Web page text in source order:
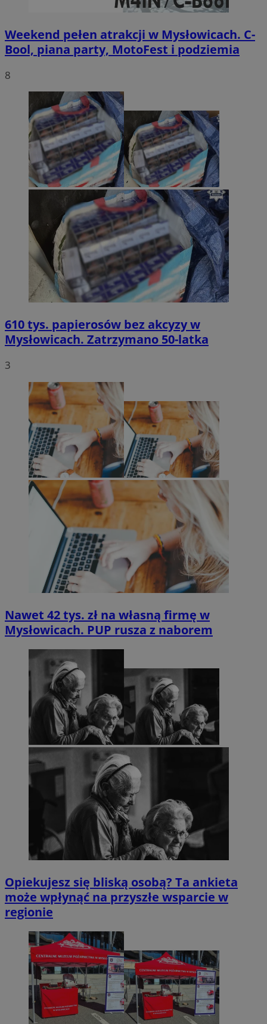
Weekend pełen atrakcji w Mysłowicach. C-
Bool, piana party, MotoFest i podziemia
8
610 tys. papierosów bez akcyzy w
Mysłowicach. Zatrzymano 50-latka
3
Nawet 42 tys. zł na własną firmę w
Mysłowicach. PUP rusza z naborem
Opiekujesz się bliską osobą? Ta ankieta
może wpłynąć na przyszłe wsparcie w
regionie